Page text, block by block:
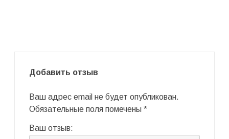
Добавить отзыв
Ваш адрес email не будет опубликован.
Обязательные поля помечены *
Ваш отзыв: